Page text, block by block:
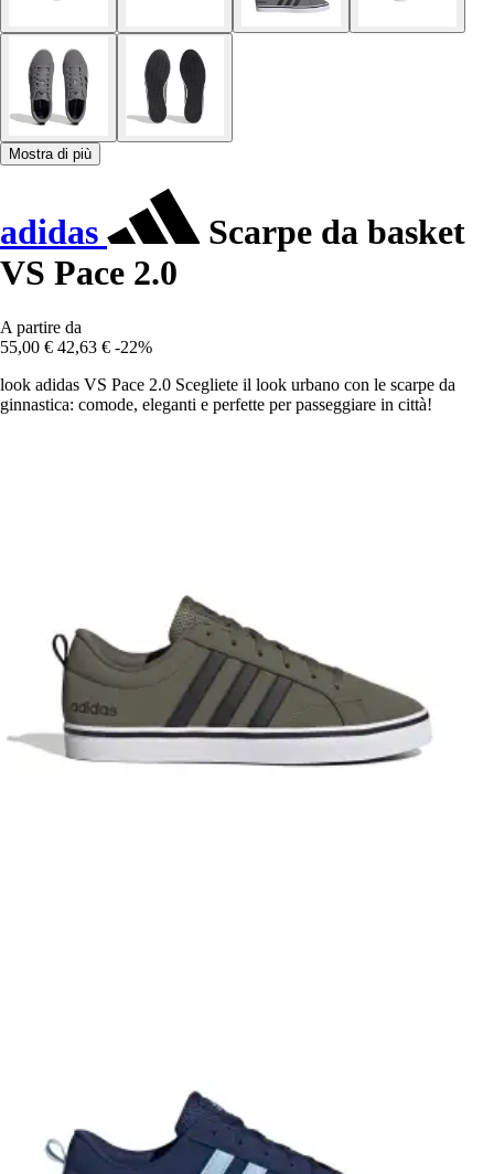
Mostra di più
adidas
Scarpe da basket
VS Pace 2.0
A partire da
55,00 € 42,63 € -22%
look adidas VS Pace 2.0 Scegliete il look urbano con le scarpe da
ginnastica: comode, eleganti e perfette per passeggiare in città!